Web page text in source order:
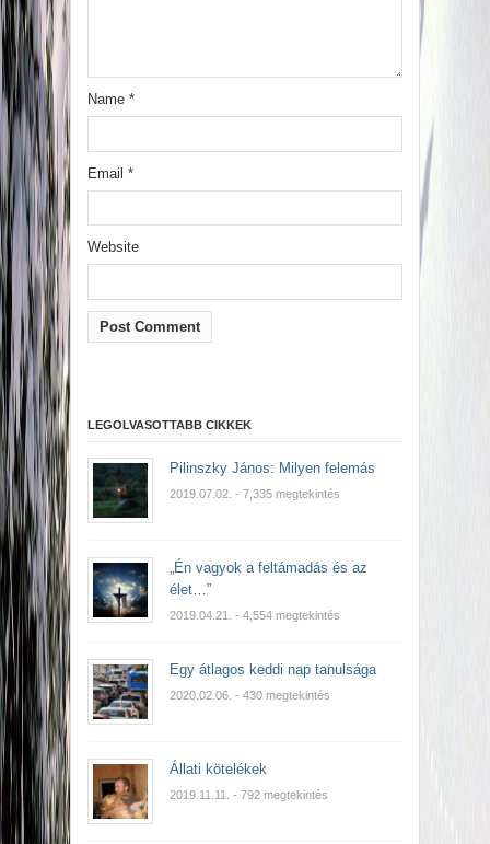
Name *
Email *
Website
LEGOLVASOTTABB CIKKEK
Pilinszky János: Milyen felemás
2019.07.02. - 7,335 megtekintés
„Én vagyok a feltámadás és az
élet…”
2019.04.21. - 4,554 megtekintés
Egy átlagos keddi nap tanulsága
2020.02.06. - 430 megtekintés
Állati kötelékek
2019.11.11. - 792 megtekintés